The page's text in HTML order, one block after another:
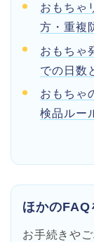
おもちゃ
方・重複
おもちゃ
での日数
おもちゃ
検品ルー
ほかのFAQ
お手続きや